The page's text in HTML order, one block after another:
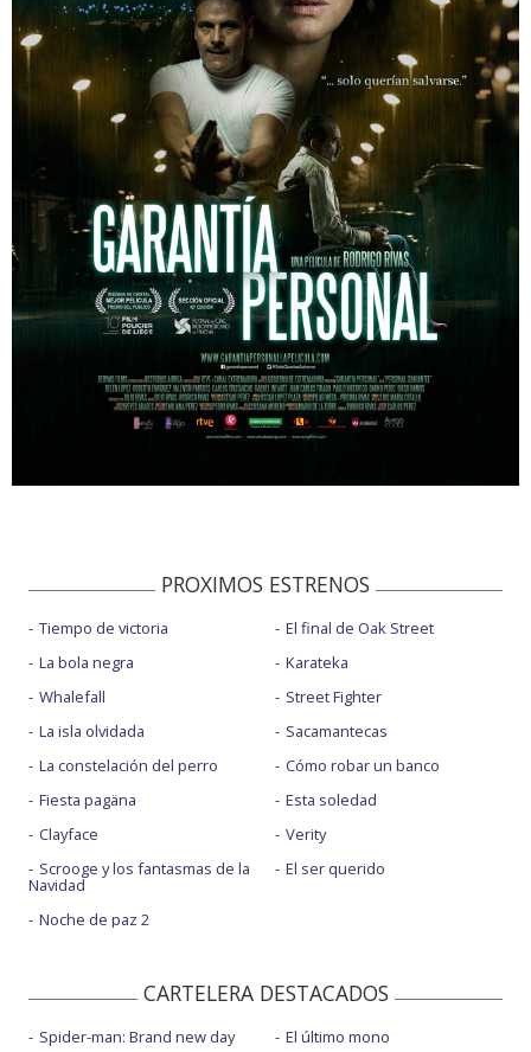
PROXIMOS ESTRENOS
Tiempo de victoria
La bola negra
Whalefall
La isla olvidada
La constelación del perro
Fiesta pagäna
Clayface
Scrooge y los fantasmas de la
Navidad
Noche de paz 2
El final de Oak Street
Karateka
Street Fighter
Sacamantecas
Cómo robar un banco
Esta soledad
Verity
El ser querido
CARTELERA DESTACADOS
Spider-man: Brand new day
El último mono